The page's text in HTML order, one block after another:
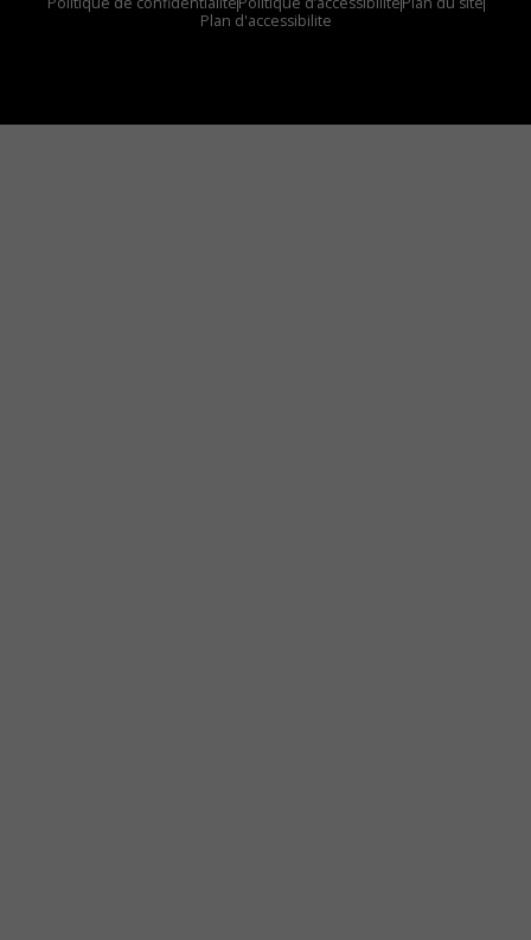
Plan d'accessibilite